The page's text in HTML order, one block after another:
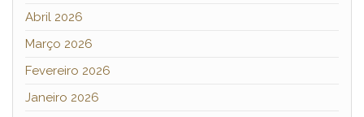
Abril 2026
Março 2026
Fevereiro 2026
Janeiro 2026